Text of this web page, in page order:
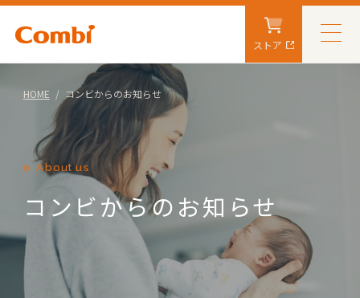
ストア
HOME コンビからのお知らせ
About us
コンビからのお知らせ